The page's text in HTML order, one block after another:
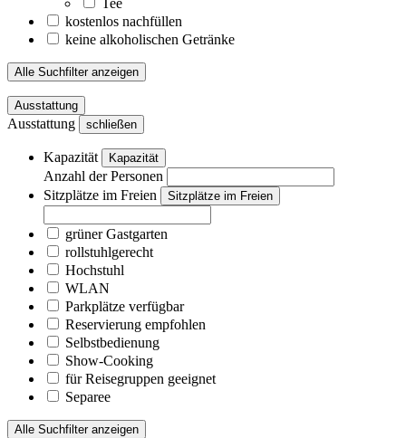
kostenlos nachfüllen
keine alkoholischen Getränke
Alle Suchfilter anzeigen
Ausstattung
Ausstattung schließen
Kapazität Kapazität
Anzahl der Personen
Sitzplätze im Freien
Sitzplätze im Freien
grüner Gastgarten
rollstuhlgerecht
Hochstuhl
WLAN
Parkplätze verfügbar
Reservierung empfohlen
Selbstbedienung
Show-Cooking
für Reisegruppen geeignet
Separee
Alle Suchfilter anzeigen